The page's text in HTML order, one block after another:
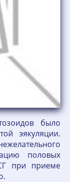
было
эякуляции.
половых
при приеме